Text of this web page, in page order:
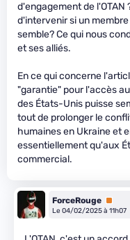
d'engagement de l'OTAN
d'intervenir si un
semble? Ce qui nous
et ses alliés.
En ce qui concerne
"garantie" pour l'accès
des États-Unis puisse
tout de prolonger le
humaines en Ukraine et
essentiellement qu'aux
commercial.
ForceRouge Premium
Le 04/02/2025 à 11h07